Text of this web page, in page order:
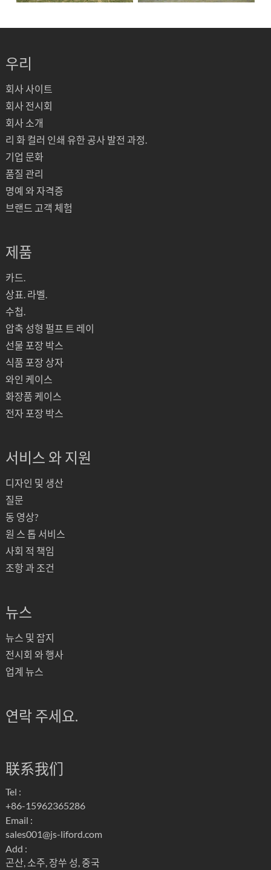
우리
회사 사이트
회사 전시회
회사 소개
리 화 컬러 인쇄 유한 공사 발전 과정.
기업 문화
품질 관리
명예 와 자격증
브랜드 고객 체험
제품
카드.
상표. 라벨.
수첩.
압축 성형 펄프 트 레이
선물 포장 박스
식품 포장 상자
와인 케이스
화장품 케이스
전자 포장 박스
서비스 와 지원
디자인 및 생산
질문
동 영상?
원 스 톱 서비스
사회 적 책임
조항 과 조건
뉴스
뉴스 및 잡지
전시회 와 행사
업계 뉴스
연락 주세요.
联系我们
Tel :
+86-15962365286
Email :
sales001@js-liford.com
Add :
곤산, 소주, 장쑤 성, 중국